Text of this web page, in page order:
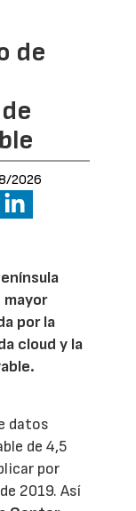
de
2026
por la
cloud y la
datos
de 4,5
por
2019. Así